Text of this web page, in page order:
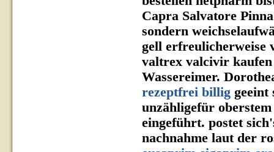
Capra Salvatore
sondern
gell erfreulicherweise
valtrex valcivir
Wassereimer.
rezeptfrei billig geeint
unzähligefür
eingeführt. postet
nachnahme laut der